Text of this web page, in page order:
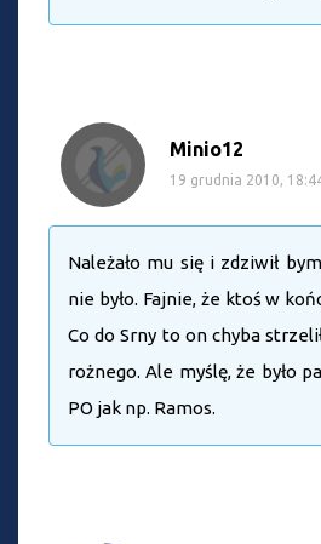
Minio12
19 grudnia 2010,
Należało mu się i zdziwił
nie było. Fajnie, że ktoś w
Co do Srny to on chyba
rożnego. Ale myślę, że było
PO jak np. Ramos.